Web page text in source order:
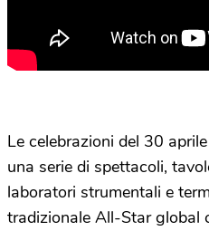
Le celebrazioni del 30
una serie di spettacoli,
laboratori strumentali e
tradizionale All-Star global